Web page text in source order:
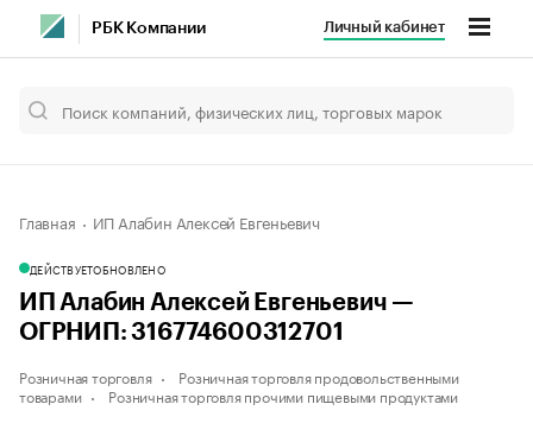
РБК Компании Личный кабинет
Главная ИП Алабин Алексей Евгеньевич
ДЕЙСТВУЕТОБНОВЛЕНО
ИП Алабин Алексей Евгеньевич —
ОГРНИП: 316774600312701
Розничная торговля
Розничная торговля продовольственными
товарами
Розничная торговля прочими пищевыми продуктами